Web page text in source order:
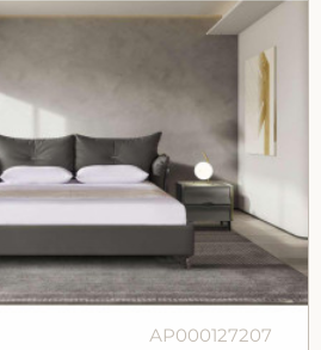
АР000127207